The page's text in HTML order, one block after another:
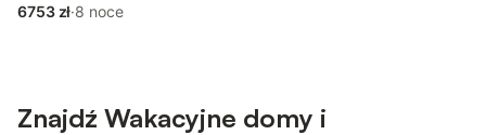
6753 zł·8 noce
Znajdź Wakacyjne domy i